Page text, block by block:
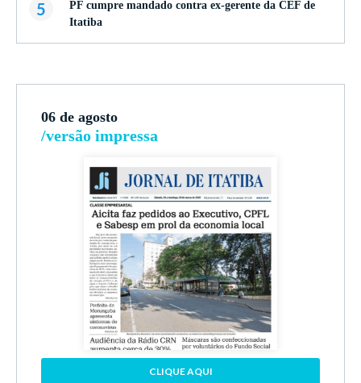
5
PF cumpre mandado contra ex-gerente da CEF de
Itatiba
06 de agosto
/versão impressa
CLIQUE AQUI